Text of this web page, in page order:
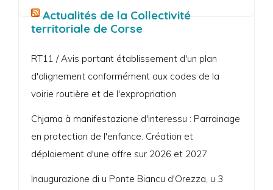
Actualités de la Collectivité
territoriale de Corse
RT11 / Avis portant établissement d'un plan
d'alignement conformément aux codes de la
voirie routière et de l'expropriation
Chjama à manifestazione d'interessu : Parrainage
en protection de l'enfance. Création et
déploiement d'une offre sur 2026 et 2027
Inaugurazione di u Ponte Biancu d'Orezza, u 3